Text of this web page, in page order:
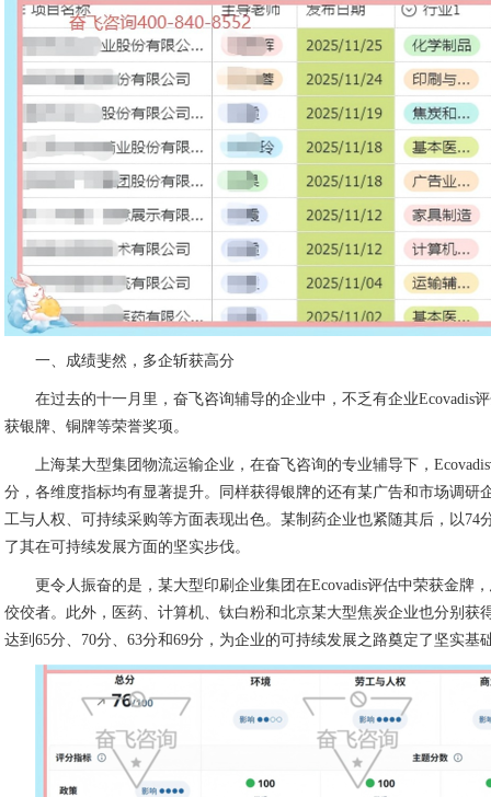
一、成绩斐然，多企斩获高分
在过去的十一月里，奋飞咨询辅导的企业中，不乏有企业Ecovadis
获银牌、铜牌等荣誉奖项。
上海某大型集团物流运输企业，在奋飞咨询的专业辅导下，
分，各维度指标均有显著提升。同样获得银牌的还有某广告和市场调研
工与人权、可持续采购等方面表现出色。某制药企业也紧随其后，以74
了其在可持续发展方面的坚实步伐。
更令人振奋的是，某大型印刷企业集团在Ecovadis评估中荣获金牌
佼佼者。此外，医药、计算机、钛白粉和北京某大型焦炭企业也分别获
达到65分、70分、63分和69分，为企业的可持续发展之路奠定了坚实基